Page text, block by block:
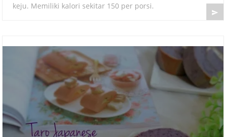
keju. Memiliki kalori sekitar 150 per porsi.
